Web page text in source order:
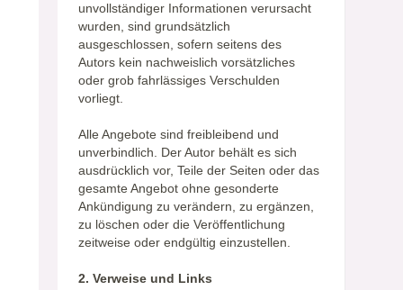
unvollständiger Informationen verursacht
wurden, sind grundsätzlich
ausgeschlossen, sofern seitens des
Autors kein nachweislich vorsätzliches
oder grob fahrlässiges Verschulden
vorliegt.
Alle Angebote sind freibleibend und
unverbindlich. Der Autor behält es sich
ausdrücklich vor, Teile der Seiten oder das
gesamte Angebot ohne gesonderte
Ankündigung zu verändern, zu ergänzen,
zu löschen oder die Veröffentlichung
zeitweise oder endgültig einzustellen.
2. Verweise und Links